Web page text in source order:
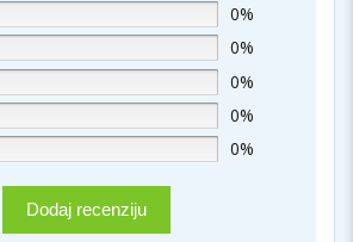
0%
0%
0%
0%
0%
Dodaj recenziju